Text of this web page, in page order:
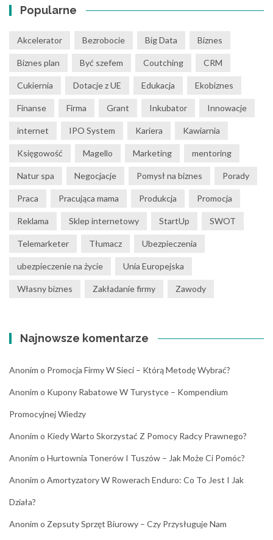
Popularne
Akcelerator Bezrobocie Big Data Biznes
Biznes plan Być szefem Coutching CRM
Cukiernia Dotacje z UE Edukacja Ekobiznes
Finanse Firma Grant Inkubator Innowacje
internet IPO System Kariera Kawiarnia
Księgowość Magello Marketing mentoring
Natur spa Negocjacje Pomysł na biznes Porady
Praca Pracująca mama Produkcja Promocja
Reklama Sklep internetowy StartUp SWOT
Telemarketer Tłumacz Ubezpieczenia
ubezpieczenie na życie Unia Europejska
Własny biznes Zakładanie firmy Zawody
Najnowsze komentarze
Anonim o Promocja Firmy W Sieci – Którą Metodę Wybrać?
Anonim o Kupony Rabatowe W Turystyce – Kompendium
Promocyjnej Wiedzy
Anonim o Kiedy Warto Skorzystać Z Pomocy Radcy Prawnego?
Anonim o Hurtownia Tonerów I Tuszów – Jak Może Ci Pomóc?
Anonim o Amortyzatory W Rowerach Enduro: Co To Jest I Jak
Działa?
Anonim o Zepsuty Sprzęt Biurowy – Czy Przysługuje Nam